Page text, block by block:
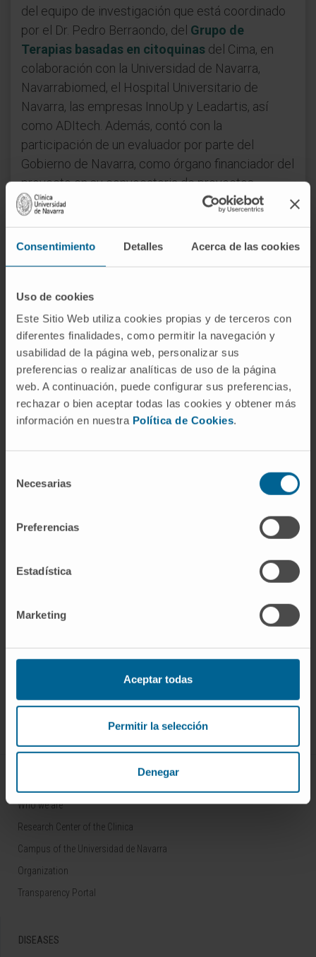
Consentimiento Detalles Acerca de las cookies
Uso de cookies
Este Sitio Web utiliza cookies propias y de terceros con
diferentes finalidades, como permitir la navegación y
usabilidad de la página web, personalizar sus
preferencias o realizar analíticas de uso de la página
web. A continuación, puede configurar sus preferencias,
rechazar o bien aceptar todas las cookies y obtener más
información en nuestra Política de Cookies.
Necesarias
Preferencias
Estadística
Marketing
Aceptar todas
Permitir la selección
Denegar
del equipo de investigación que está coordinado
por el Dr. Pedro Berraondo, del Grupo de
Terapias basadas en citoquinas del Cima, en
colaboración con la Universidad de Navarra,
Navarrabiomed, el Hospital Universitario de
Navarra, las empresas InnoUp y Leadartis, así
como ADItech. Además, contó con la
participación de un evaluador por parte del
Gobierno de Navarra, como órgano financiador del
proyecto en su convocatoria de proyectos
estratégicos de I+D en Navarra 2023-2026.
ARNMUNEtiene como objetivo desarrollar
inmunoterapias contra el cáncer basadas en la
tecnología de ARN mensajero (ARNm). El
proyecto surgió a fin de aunar y consolidar la
biofarmacéutico navarro y la investigación
académica, con el fin de validar nuevos
tratamientos en modelos experimentales,
pasando por la investigación básica y el desarrollo
de ensayos clínicos en los centros hospitalarios
de Navarra. Asimismo, se busca establecer
estrategias disponibles actualmente y descubrir
Follow us
Who we are
Research Center of the Clinica
Campus of the Universidad de Navarra
Organization
Transparency Portal
DISEASES